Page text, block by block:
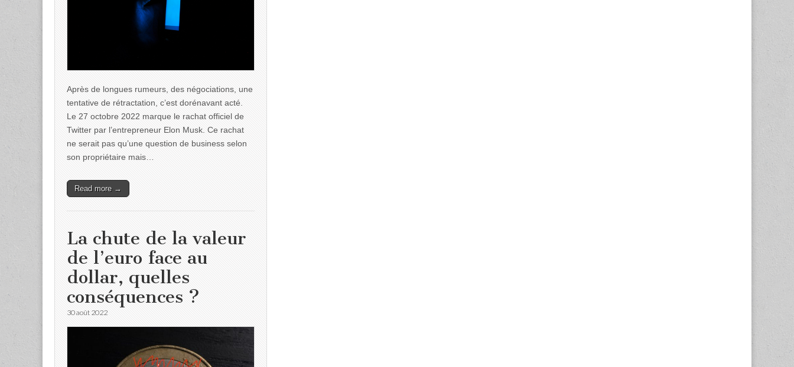
Après de longues rumeurs, des négociations, une
tentative de rétractation, c’est dorénavant acté.
Le 27 octobre 2022 marque le rachat officiel de
Twitter par l’entrepreneur Elon Musk. Ce rachat
ne serait pas qu’une question de business selon
son propriétaire mais…
Read more →
La chute de la valeur
de l’euro face au
dollar, quelles
conséquences ?
30 août 2022